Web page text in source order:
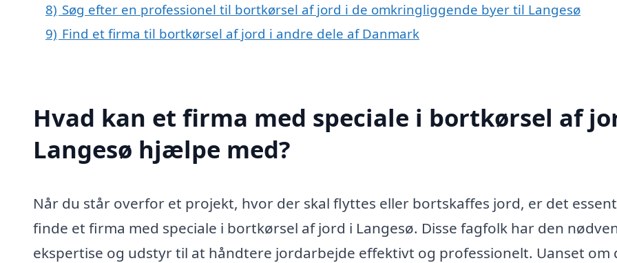
8) Søg efter en professionel til bortkørsel af jord i de omkringliggende byer til Langesø
9) Find et firma til bortkørsel af jord i andre dele af Danmark
Hvad kan et firma med speciale i bortkørsel af
Langesø hjælpe med?
Når du står overfor et projekt, hvor der skal flyttes eller bortskaffes jord, er det
finde et firma med speciale i bortkørsel af jord i Langesø. Disse fagfolk har den
ekspertise og udstyr til at håndtere jordarbejde effektivt og professionelt. Uanset om